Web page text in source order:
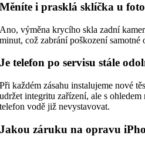
Měníte i prasklá sklíčka u
Ano, výměna krycího skla zadní
minut, což zabrání poškození samotné
Je telefon po servisu stále
Při každém zásahu instalujeme nové
udržet integritu zařízení, ale s
telefon vodě již nevystavovat.
Jakou záruku na opravu